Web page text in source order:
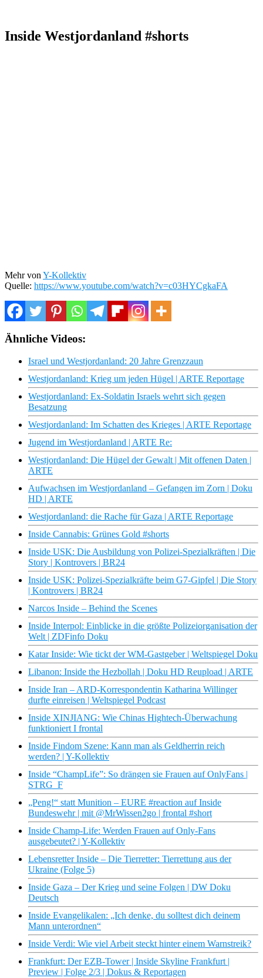
Inside Westjordanland #shorts
Mehr von Y-Kollektiv
Quelle: https://www.youtube.com/watch?v=c03HYCgkaFA
Ähnliche Videos:
Israel und Westjordanland: 20 Jahre Grenzzaun
Westjordanland: Krieg um jeden Hügel | ARTE Reportage
Westjordanland: Ex-Soldatin Israels wehrt sich gegen
Besatzung
Westjordanland: Im Schatten des Krieges | ARTE Reportage
Jugend im Westjordanland | ARTE Re:
Westjordanland: Die Hügel der Gewalt | Mit offenen Daten |
ARTE
Aufwachsen im Westjordanland – Gefangen im Zorn | Doku
HD | ARTE
Westjordanland: die Rache für Gaza | ARTE Reportage
Inside Cannabis: Grünes Gold #shorts
Inside USK: Die Ausbildung von Polizei-Spezialkräften | Die
Story | Kontrovers | BR24
Inside USK: Polizei-Spezialkräfte beim G7-Gipfel | Die Story
| Kontrovers | BR24
Narcos Inside – Behind the Scenes
Inside Interpol: Einblicke in die größte Polizeiorganisation der
Welt | ZDFinfo Doku
Katar Inside: Wie tickt der WM-Gastgeber | Weltspiegel Doku
Libanon: Inside the Hezbollah | Doku HD Reupload | ARTE
Inside Iran – ARD-Korrespondentin Katharina Willinger
durfte einreisen | Weltspiegel Podcast
Inside XINJIANG: Wie Chinas Hightech-Überwachung
funktioniert I frontal
Inside Findom Szene: Kann man als Geldherrin reich
werden? | Y-Kollektiv
Inside “ChampLife”: So drängen sie Frauen auf OnlyFans |
STRG_F
„Peng!“ statt Munition – EURE #reaction auf Inside
Bundeswehr | mit @MrWissen2go | frontal #short
Inside Champ-Life: Werden Frauen auf Only-Fans
ausgebeutet? | Y-Kollektiv
Lebensretter Inside – Die Tierretter: Tierrettung aus der
Ukraine (Folge 5)
Inside Gaza – Der Krieg und seine Folgen | DW Doku
Deutsch
Inside Evangelikalen: „Ich denke, du solltest dich deinem
Mann unterordnen“
Inside Verdi: Wie viel Arbeit steckt hinter einem Warnstreik?
Frankfurt: Der EZB-Tower | Inside Skyline Frankfurt |
Preview | Folge 2/3 | Dokus & Reportagen